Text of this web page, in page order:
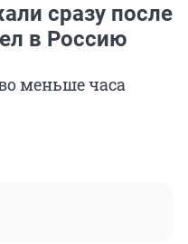
сразу после
в Россию
меньше часа